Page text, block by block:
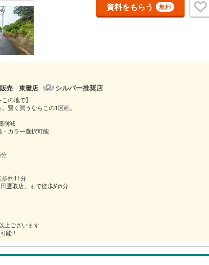
資料をもらう 無料
販売 東灘店 シルバー推奨店
の地で】
賢く買うならこの1区画。
削減
・カラー選択可能
歩約11分
鷹取店」まで徒歩約5分
上ございます
能！